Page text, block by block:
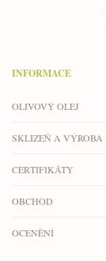
INFORMACE
OLIVOVÝ OLEJ
SKLIZEŇ A VÝROBA
CERTIFIKÁTY
OBCHOD
OCENĚNÍ